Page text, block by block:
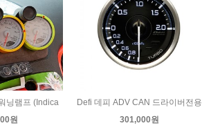
닝램프 (Indica
원
Defi 데피 ADV CAN 드라이버전용
301,000원